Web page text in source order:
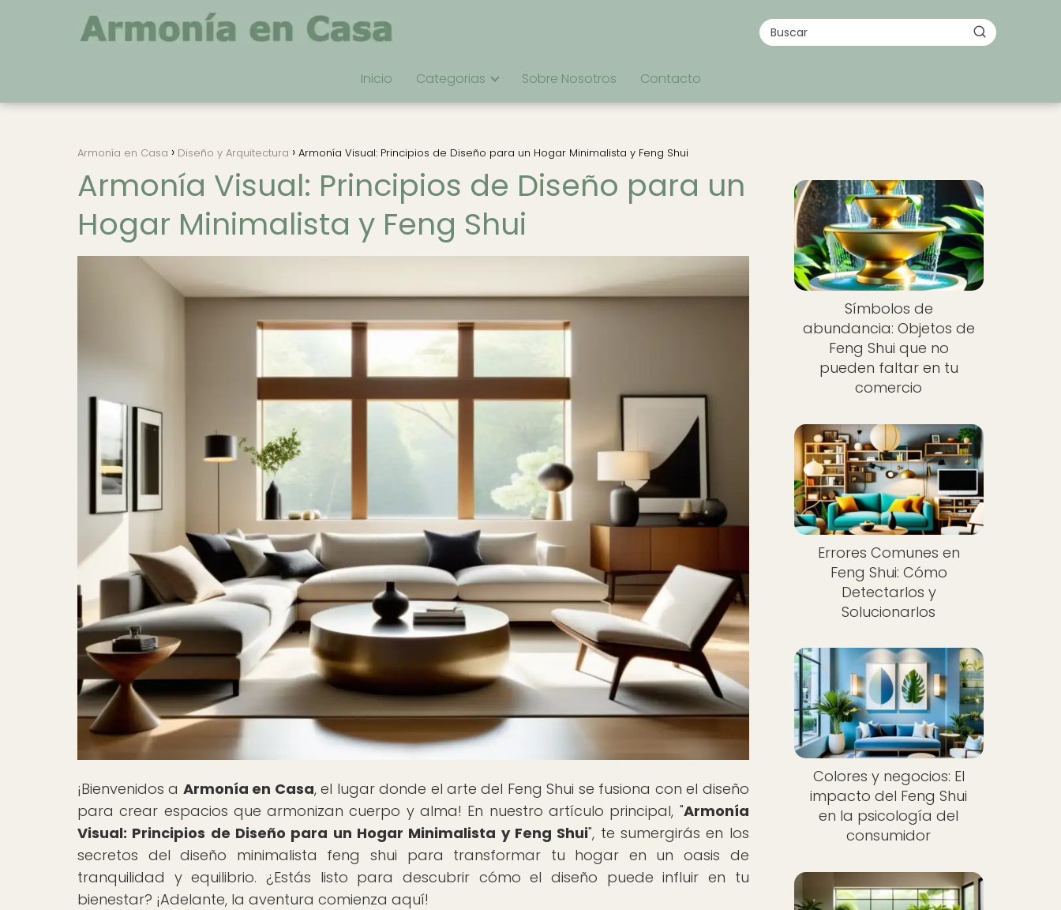
Inicio Categorias Sobre Nosotros Contacto
Armonía en Casa Diseño y Arquitectura Armonía Visual: Principios de Diseño para un Hogar Minimalista y Feng Shui
Armonía Visual: Principios de Diseño para un
Hogar Minimalista y Feng Shui
¡Bienvenidos a Armonía en Casa, el lugar donde el arte del Feng Shui se fusiona con el diseño
para crear espacios que armonizan cuerpo y alma! En nuestro artículo principal, "Armonía
Visual: Principios de Diseño para un Hogar Minimalista y Feng Shui", te sumergirás en los
secretos del diseño minimalista feng shui para transformar tu hogar en un oasis de
tranquilidad y equilibrio. ¿Estás listo para descubrir cómo el diseño puede influir en tu
bienestar? ¡Adelante, la aventura comienza aquí!
Símbolos de
abundancia: Objetos de
Feng Shui que no
pueden faltar en tu
comercio
Errores Comunes en
Feng Shui: Cómo
Detectarlos y
Solucionarlos
Colores y negocios: El
impacto del Feng Shui
en la psicología del
consumidor